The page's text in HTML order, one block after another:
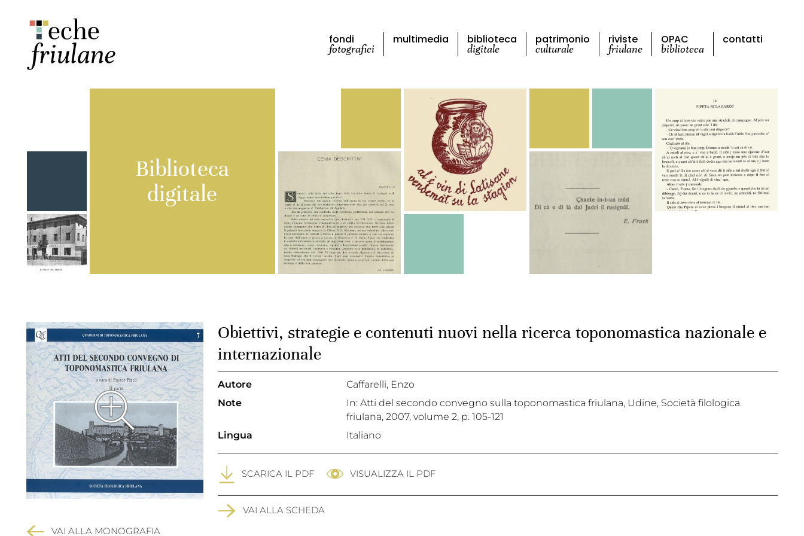
fondi
fotografici
multimedia biblioteca
digitale
patrimonio
culturale
riviste
friulane
OPAC
biblioteca
contatti
Biblioteca
digitale
VAI ALLA MONOGRAFIA
Obiettivi, strategie e contenuti nuovi nella ricerca toponomastica nazionale e
internazionale
Autore
Caffarelli, Enzo
Note
In: Atti del secondo convegno sulla toponomastica friulana, Udine, Società filologica
friulana, 2007, volume 2, p. 105-121
Lingua
Italiano
SCARICA IL PDF VISUALIZZA IL PDF
VAI ALLA SCHEDA